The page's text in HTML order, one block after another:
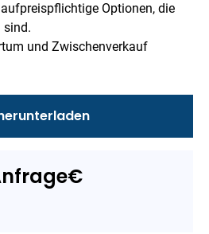
Optionen, die
sind.
und Zwischenverkauf
€